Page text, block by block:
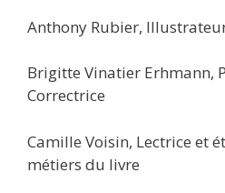
Anthony Rubier,
Brigitte Vinatier Erhmann,
Correctrice
Camille Voisin, Lectrice et
métiers du livre